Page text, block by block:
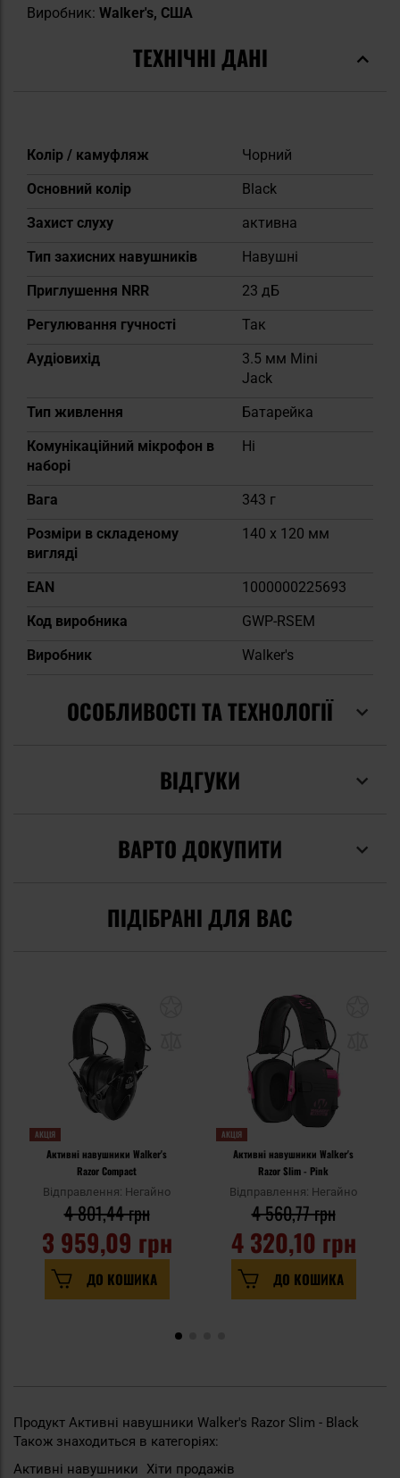
Виробник: Walker's, США
ТЕХНІЧНІ ДАНІ
Докладніше
Колір / камуфляж
Чорний
Основний колір
Black
Захист слуху
активна
Тип захисних навушників
Навушні
Приглушення NRR
23 дБ
Регулювання гучності
Так
Аудіовихід
3.5 мм Mini
Jack
Тип живлення
Батарейка
Комунікаційний мікрофон в
наборі
Ні
Вага
343 г
Розміри в складеному
вигляді
140 x 120 мм
EAN
1000000225693
Код виробника
GWP-RSEM
Виробник
Walker's
ОСОБЛИВОСТІ ТА ТЕХНОЛОГІЇ
ВІДГУКИ
ВАРТО ДОКУПИТИ
ПІДІБРАНІ ДЛЯ ВАС
АКЦІЯ
Активні навушники Walker's
Razor Compact
Відправлення: Негайно
3 959,09 грн
4 801,44 грн
ДО КОШИКА
АКЦІЯ
Активні навушники Walker's
Razor Slim - Pink
Відправлення: Негайно
4 320,10 грн
4 560,77 грн
ДО КОШИКА
Продукт Активні навушники Walker's Razor Slim - Black
Також знаходиться в категоріях:
Активні навушники
Хіти продажів